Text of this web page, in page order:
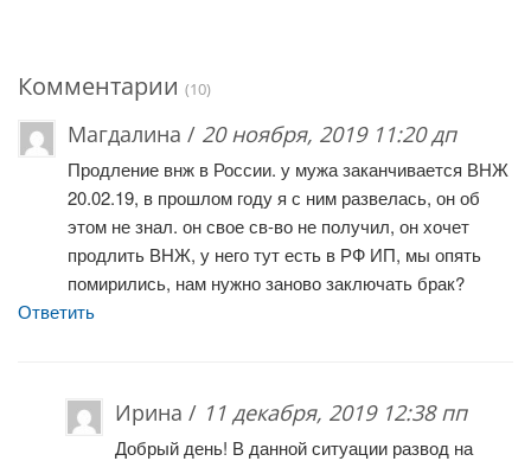
Комментарии (10)
Магдалина / 20 ноября, 2019 11:20 дп
Продление внж в России. у мужа заканчивается ВНЖ
20.02.19, в прошлом году я с ним развелась, он об
этом не знал. он свое св-во не получил, он хочет
продлить ВНЖ, у него тут есть в РФ ИП, мы опять
помирились, нам нужно заново заключать брак?
Ответить
Ирина / 11 декабря, 2019 12:38 пп
Добрый день! В данной ситуации развод на